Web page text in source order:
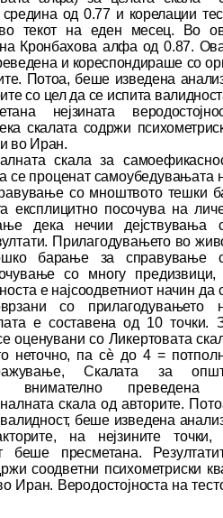
од 0.77 и корелации
текот на еден ме­сец. Во
Крон­бахова алфа од 0.87.
и кореспондираше со
Потоа, беше изведена
со цел да се испита
неј­зината
ска­ла­та содржи
во Иран.
скала за
се про­це­нат самоубедувањата
со мноштвото тешки
експлицитно по­сочува на
дека нечии деј­ствувања
При­лагодувањето во
барање за спра­ву­вање
со многу пре­диз­вици,
е најсоодветниот начин да
со при­ла­го­ду­ва­ње­то
е сос­та­вена од 10 точки.
оце­ну­вани со Ликертовата
неточно, па сѐ до 4 =
Ска­ла­та за
вни­ма­те­лно преведена
скала од авторите.
беше из­ве­де­на
на неј­зи­ните точки,
бе­ше прес­ме­тана.
соодветни психометриски
Иран. Ве­ро­дос­тојноста на